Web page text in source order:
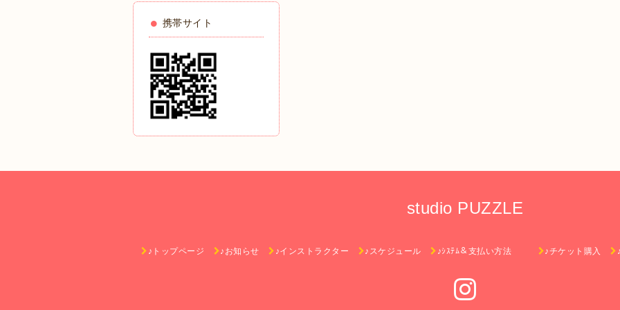
携帯サイト
studio PUZZLE
♪トップページ ♪お知らせ ♪インストラクター ♪スケジュール ♪ｼｽﾃﾑ＆支払い方法 ♪チケット購入